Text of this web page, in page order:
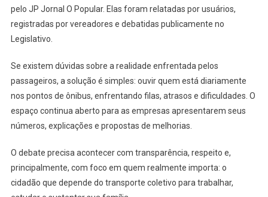
pelo JP Jornal O Popular. Elas foram relatadas por usuários,
registradas por vereadores e debatidas publicamente no
Legislativo.
Se existem dúvidas sobre a realidade enfrentada pelos
passageiros, a solução é simples: ouvir quem está diariamente
nos pontos de ônibus, enfrentando filas, atrasos e dificuldades. O
espaço continua aberto para as empresas apresentarem seus
números, explicações e propostas de melhorias.
O debate precisa acontecer com transparência, respeito e,
principalmente, com foco em quem realmente importa: o
cidadão que depende do transporte coletivo para trabalhar,